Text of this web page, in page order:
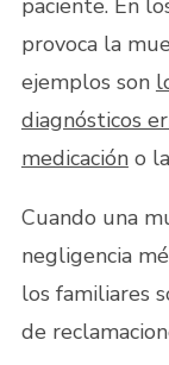
paciente. En
provoca la
ejemplos son
diagnósticos
medicacióno
Cuando una
negligencia
los familiares
de